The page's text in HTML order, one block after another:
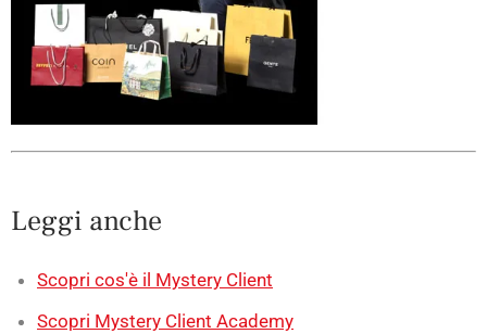
Leggi anche
Scopri cos'è il Mystery Client
Scopri Mystery Client Academy